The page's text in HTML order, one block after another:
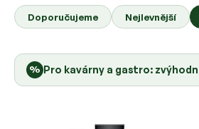
a
z
n
í
Doporučujeme Nejlevnější
k
t
% Pro kavárny a gastro: